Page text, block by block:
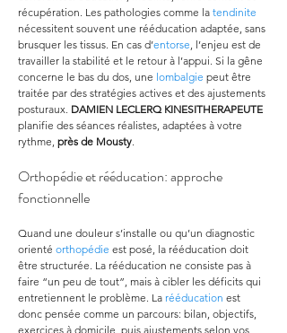
récupération. Les pathologies comme la tendinite
nécessitent souvent une rééducation adaptée, sans
brusquer les tissus. En cas d’entorse, l’enjeu est de
travailler la stabilité et le retour à l’appui. Si la gêne
concerne le bas du dos, une lombalgie peut être
traitée par des stratégies actives et des ajustements
posturaux. DAMIEN LECLERQ KINESITHERAPEUTE
planifie des séances réalistes, adaptées à votre
rythme, près de Mousty.
Orthopédie et rééducation: approche
fonctionnelle
Quand une douleur s’installe ou qu’un diagnostic
orienté orthopédie est posé, la rééducation doit
être structurée. La rééducation ne consiste pas à
faire “un peu de tout”, mais à cibler les déficits qui
entretiennent le problème. La rééducation est
donc pensée comme un parcours: bilan, objectifs,
exercices à domicile, puis ajustements selon vos